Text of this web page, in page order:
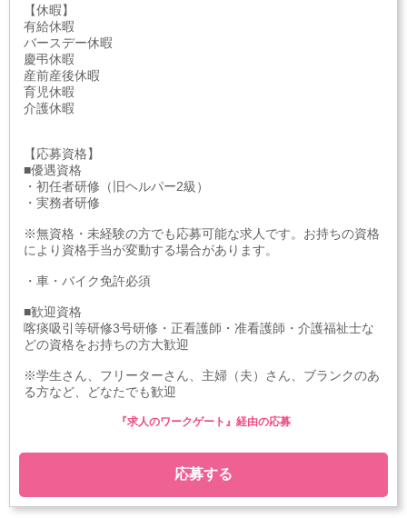
【休暇】
有給休暇
バースデー休暇
慶弔休暇
産前産後休暇
育児休暇
介護休暇
【応募資格】
■優遇資格
・初任者研修（旧ヘルパー2級）
・実務者研修
※無資格・未経験の方でも応募可能な求人です。お持ちの資格
により資格手当が変動する場合があります。
・車・バイク免許必須
■歓迎資格
喀痰吸引等研修3号研修・正看護師・准看護師・介護福祉士な
どの資格をお持ちの方大歓迎
※学生さん、フリーターさん、主婦（夫）さん、ブランクのあ
る方など、どなたでも歓迎
応募する
『求人のワークゲート』経由の応募